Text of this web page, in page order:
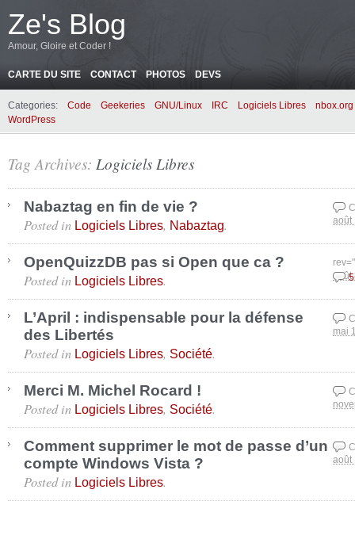
Ze's Blog
Amour, Gloire et Coder !
CARTE DU SITE CONTACT PHOTOS DEVS
Categories: Code Geekeries GNU/Linux IRC Logiciels Libres
nbox.org
WordPress
Tag Archives: Logiciels Libres
Nabaztag en fin de vie ?
août
Posted in Logiciels Libres, Nabaztag.
OpenQuizzDB pas si Open que ca ?
août
Posted in Logiciels Libres.
L’April : indispensable pour la défense
des Libertés
mai
Posted in Logiciels Libres, Société.
Merci M. Michel Rocard !
Posted in Logiciels Libres, Société.
Comment supprimer le mot de passe d’un
compte Windows Vista ?
août
Posted in Logiciels Libres.